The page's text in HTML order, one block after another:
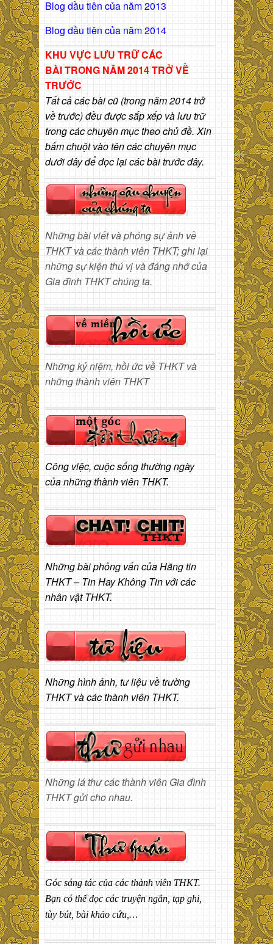
Blog dầu tiên của năm 2013
Blog dầu tiên của năm 2014
KHU VỰC LƯU TRỮ CÁC
BÀITRONG NĂM 2014 TRỞ VỀ
TRƯỚC
Tất cả các bài cũ (trong năm 2014 trở
về trước) đều được sắp xếp và lưu trữ
trong các chuyên mục theo chủ đề. Xin
bấm chuột vào tên các chuyên mục
dưới đây để đọc lại các bài trước đây.
Những bài viết và phóng sự ảnh về
THKT và các thành viên THKT; ghi lại
những sự kiện thú vị và đáng nhớ của
Gia đình THKT chúng ta.
Những kỷ niệm, hồi ức về THKT và
những thành viên THKT
Công việc, cuộc sống thường ngày
của những thành viên THKT.
Những bài phỏng vấn của Hãng tin
THKT – Tin Hay Không Tin với các
nhân vật THKT.
Những hình ảnh, tư liệu về trường
THKT và các thành viên THKT.
Những lá thư các thành viên Gia đình
THKT gửi cho nhau.
Góc sáng tác của các thành viên THKT.
Bạn có thể đọc các truyện ngắn, tạp ghi,
tùy bút, bài khảo cứu,…